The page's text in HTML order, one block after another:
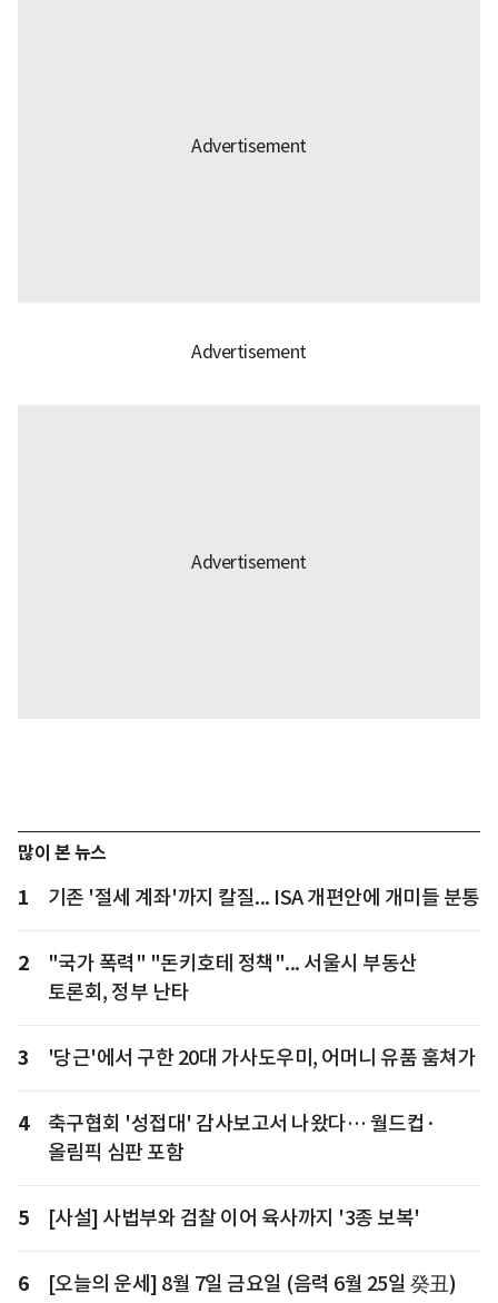
많이 본 뉴스
1 기존 '절세 계좌'까지 칼질... ISA 개편안에 개미들 분통
2
"국가 폭력" "돈키호테 정책"... 서울시 부동산
토론회, 정부 난타
3 '당근'에서 구한 20대 가사도우미, 어머니 유품 훔쳐가
4
축구협회 '성접대' 감사보고서 나왔다… 월드컵·
올림픽 심판 포함
5 [사설] 사법부와 검찰 이어 육사까지 '3종 보복'
6 [오늘의 운세] 8월 7일 금요일 (음력 6월 25일 癸丑)